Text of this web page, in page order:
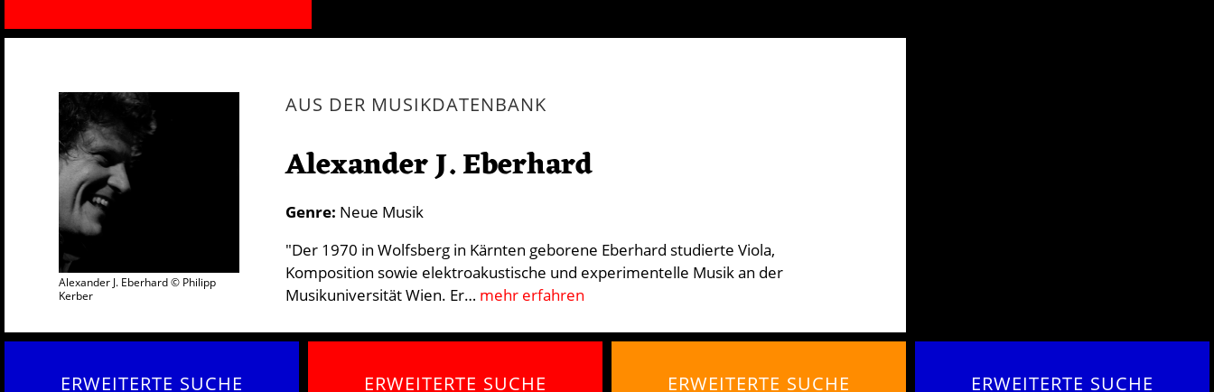
Alexander J. Eberhard © Philipp
Kerber
AUS DER MUSIKDATENBANK
Alexander J. Eberhard
Genre: Neue Musik
"Der 1970 in Wolfsberg in Kärnten geborene Eberhard studierte Viola,
Komposition sowie elektroakustische und experimentelle Musik an der
Musikuniversität Wien. Er… mehr erfahren
ERWEITERTE SUCHE ERWEITERTE SUCHE ERWEITERTE SUCHE ERWEITERTE SUCHE